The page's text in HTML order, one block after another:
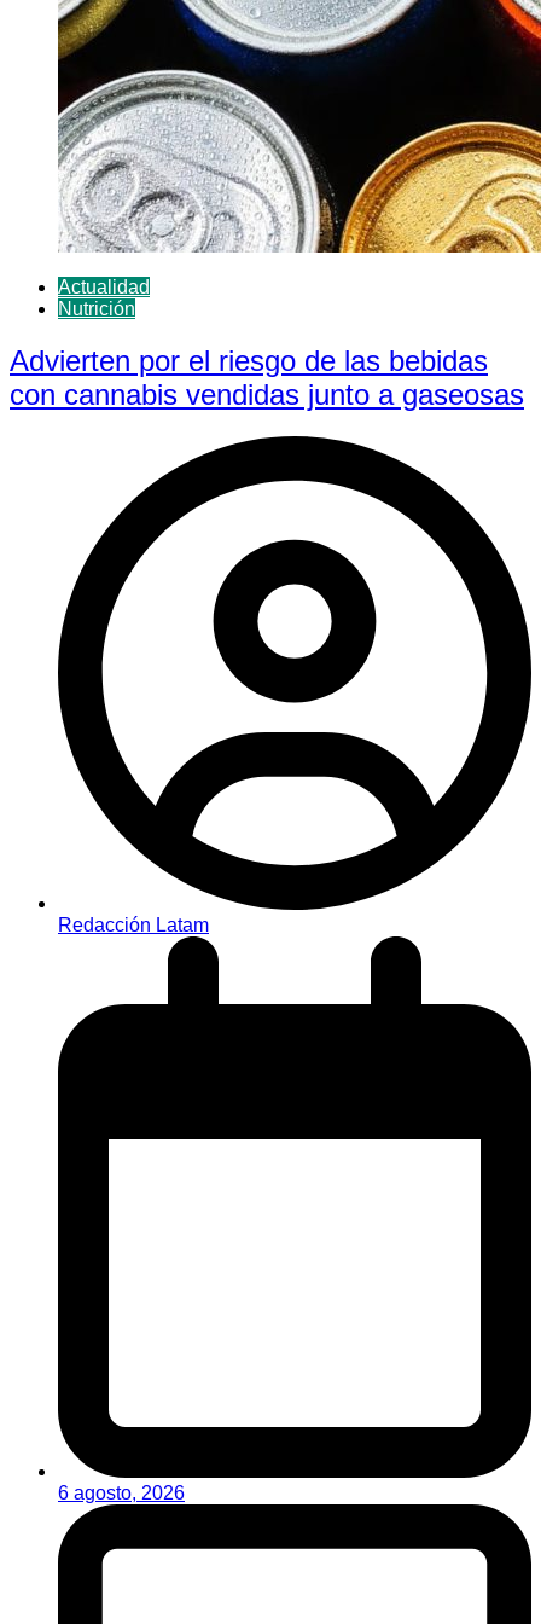
Actualidad
Nutrición
Advierten por el riesgo de las bebidas
con cannabis vendidas junto a gaseosas
Redacción Latam
6 agosto, 2026